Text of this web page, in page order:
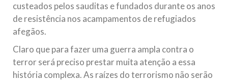
custeados pelos sauditas e fundados durante os anos
de resistência nos acampamentos de refugiados
afegãos.
Claro que para fazer uma guerra ampla contra o
terror será preciso prestar muita atenção a essa
história complexa. As raízes do terrorismo não serão